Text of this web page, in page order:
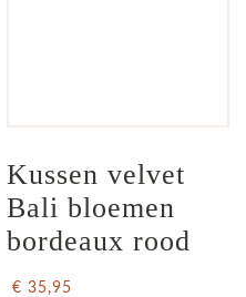
Kussen velvet
Bali bloemen
bordeaux rood
€ 35,95